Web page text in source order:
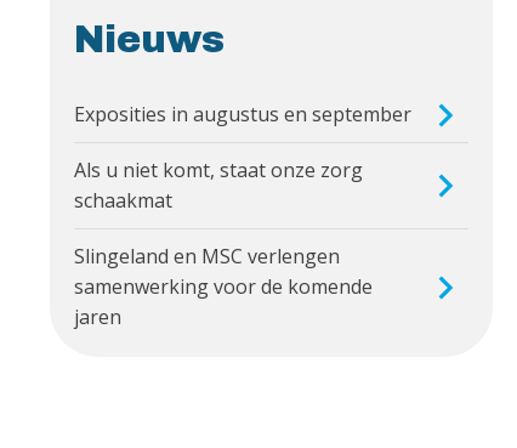
Nieuws
Exposities in augustus en september
Als u niet komt, staat onze zorg
schaakmat
Slingeland en MSC verlengen
samenwerking voor de komende
jaren